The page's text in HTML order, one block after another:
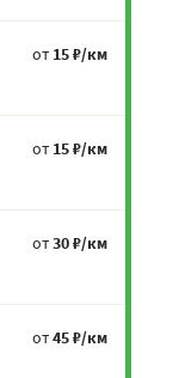
от 15 ₽/км
от 15 ₽/км
от30 ₽/км
от45 ₽/км